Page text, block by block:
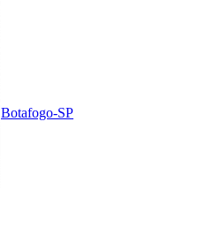
Botafogo-SP